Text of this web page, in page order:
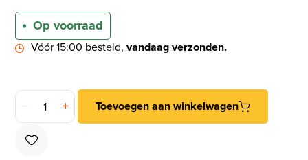
Op voorraad
Vóór 15:00 besteld,vandaag verzonden.
Wisselstift draaibaar 8x8x100mm M12 aantal
Toevoegen aan winkelwagen